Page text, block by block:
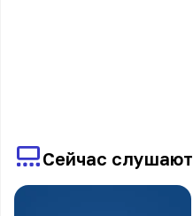
Сейчас слушают